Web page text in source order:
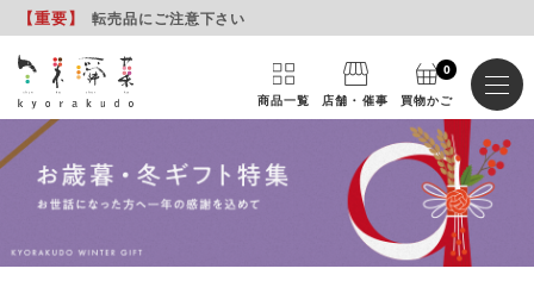
【重要】 転売品にご注意下さい
商品一覧 店舗・催事 買物かご
0